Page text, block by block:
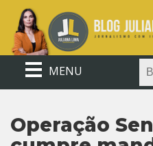
MENU
Operação